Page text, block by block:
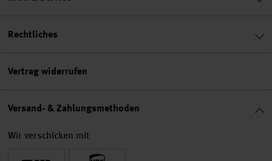
Rechtliches
Vertrag widerrufen
Versand- & Zahlungsmethoden
Wir verschicken mit